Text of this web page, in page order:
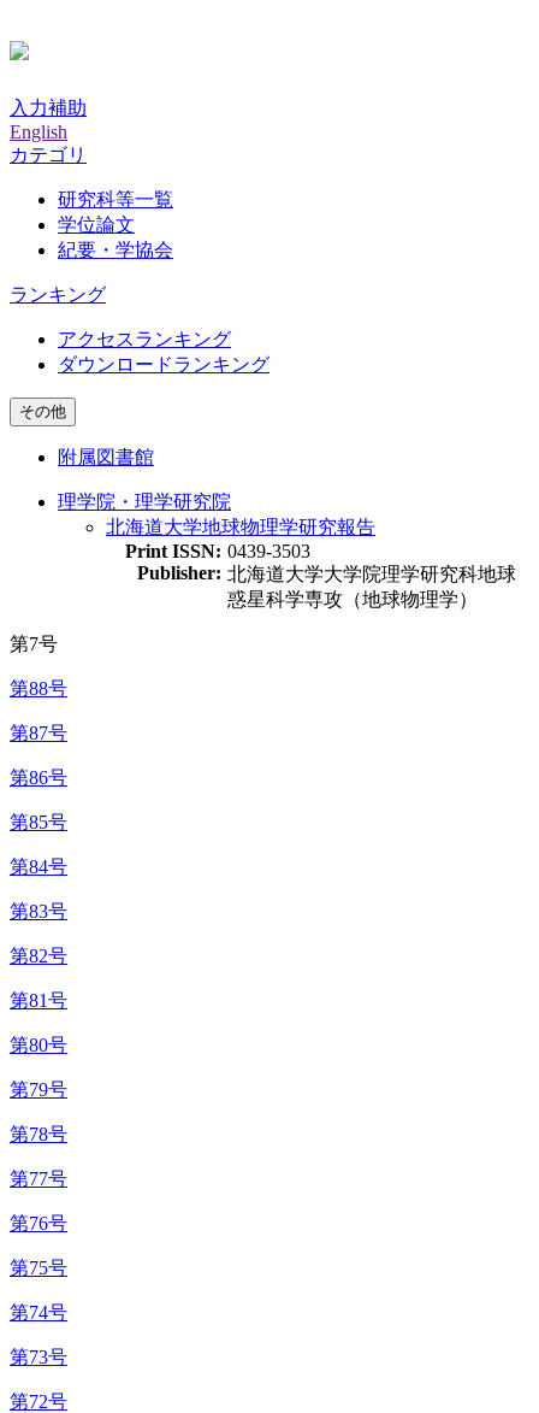
入力補助
English
カテゴリ
研究科等一覧
学位論文
紀要・学協会
ランキング
アクセスランキング
ダウンロードランキング
その他
附属図書館
理学院・理学研究院
北海道大学地球物理学研究報告
Print ISSN: 0439-3503
Publisher: 北海道大学大学院理学研究科地球
惑星科学専攻（地球物理学）
第7号
第88号
第87号
第86号
第85号
第84号
第83号
第82号
第81号
第80号
第79号
第78号
第77号
第76号
第75号
第74号
第73号
第72号